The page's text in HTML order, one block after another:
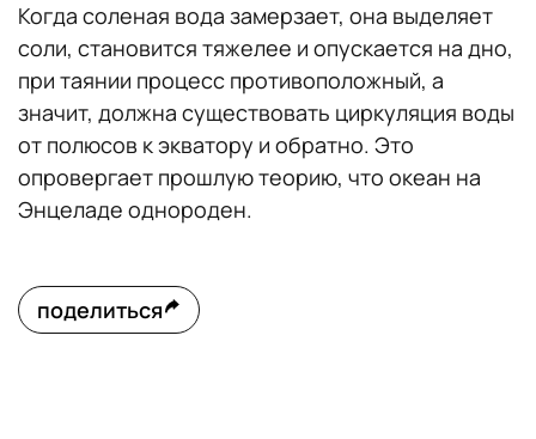
Когда соленая вода замерзает, она выделяет
соли, становится тяжелее и опускается на дно,
при таянии процесс противоположный, а
значит, должна существовать циркуляция воды
от полюсов к экватору и обратно. Это
опровергает прошлую теорию, что океан на
Энцеладе однороден.
поделиться